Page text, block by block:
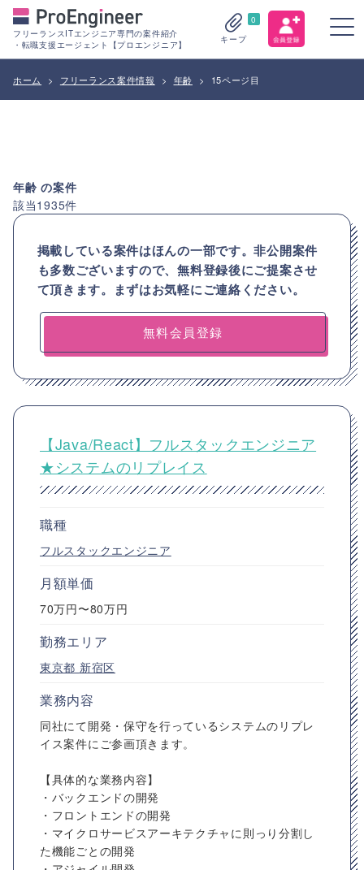
フリーランスITエンジニア専門の案件紹介
・転職支援エージェント【プロエンジニア】
0
キープ
ホーム > フリーランス案件情報 > 年齢 > 15ページ目
年齢の案件
該当1935件
掲載している案件はほんの一部です。非公開案件
も多数ございますので、無料登録後にご提案させ
て頂きます。まずはお気軽にご連絡ください。
無料会員登録
【Java/React】フルスタックエンジニア
★システムのリプレイス
職種
フルスタックエンジニア
月額単価
70万円〜80万円
勤務エリア
東京都 新宿区
業務内容
同社にて開発・保守を行っているシステムのリプレ
イス案件にご参画頂きます。
【具体的な業務内容】
・バックエンドの開発
・フロントエンドの開発
・マイクロサービスアーキテクチャに則っり分割し
た機能ごとの開発